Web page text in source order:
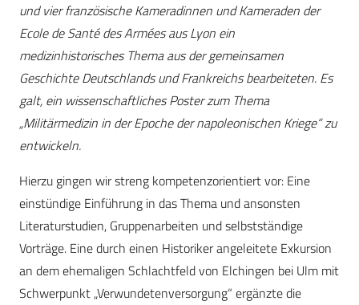
und vier französische Kameradinnen und Kameraden der
Ecole de Santé des Armées aus Lyon ein
medizinhistorisches Thema aus der gemeinsamen
Geschichte Deutschlands und Frankreichs bearbeiteten. Es
galt, ein wissenschaftliches Poster zum Thema
„Militärmedizin in der Epoche der napoleonischen Kriege“ zu
entwickeln.
Hierzu gingen wir streng kompetenzorientiert vor: Eine
einstündige Einführung in das Thema und ansonsten
Literaturstudien, Gruppenarbeiten und selbstständige
Vorträge. Eine durch einen Historiker angeleitete Exkursion
an dem ehemaligen Schlachtfeld von Elchingen bei Ulm mit
Schwerpunkt „Verwundetenversorgung“ ergänzte die